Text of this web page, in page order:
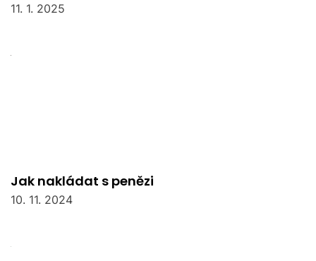
11. 1. 2025
Jak nakládat s penězi
10. 11. 2024